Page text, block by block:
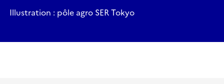
Illustration : pôle agro SER Tokyo